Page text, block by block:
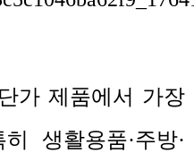
가 제품에서 가장
히 생활용품·주방·